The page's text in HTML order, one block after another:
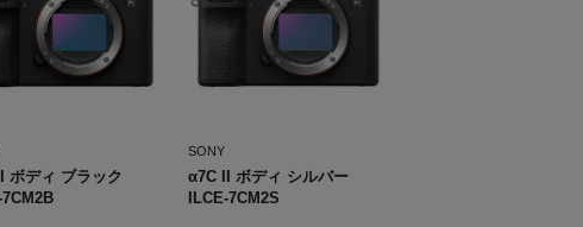
ボディ ブラック
7CM2B
SONY
α7C II ボディ シルバー
ILCE-7CM2S